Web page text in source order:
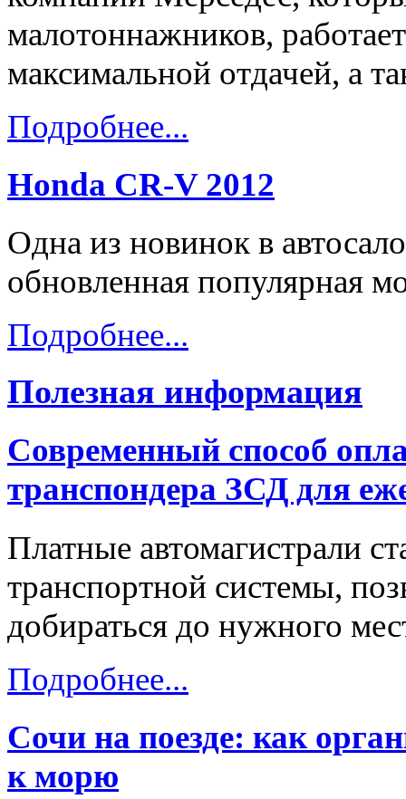
малотоннажников,
максимальной отдачей, а
Подробнее...
Honda CR-V 2012
Одна из новинок в
обновленная популярная
Подробнее...
Полезная информация
Современный способ
транспондера ЗСД для
Платные автомагистрали
транспортной системы,
добираться до нужного
Подробнее...
Сочи на поезде: как
к морю